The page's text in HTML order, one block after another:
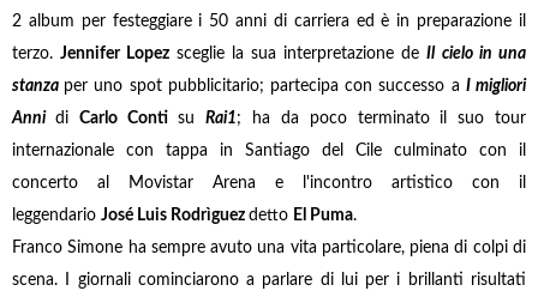
2 album per festeggiare i 50 anni di carriera ed è in preparazione il
terzo.Jennifer Lopez sceglie la sua interpretazione deIl cielo in una
stanza per uno spot pubblicitario; partecipa con successo a I migliori
Anni di Carlo ContisuRai1; ha da poco terminato il suo tour
internazionale con tappa in Santiago del Cile culminato con il
concerto al Movistar Arena e l'incontro artistico con il
leggendario José Luis Rodrìguez detto El Puma.
Franco Simone ha sempre avuto una vita particolare, piena di colpi di
scena. I giornali cominciarono a parlare di lui per i brillanti risultati